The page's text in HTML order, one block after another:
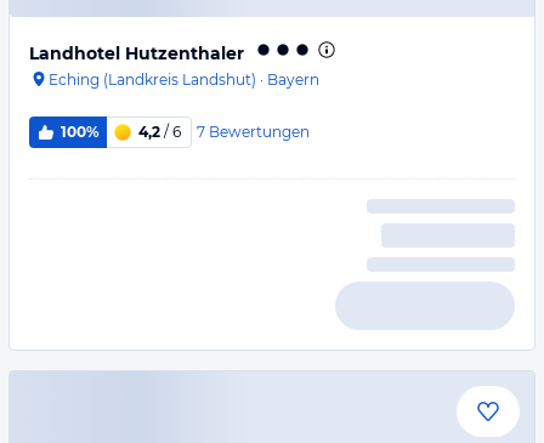
Landhotel Hutzenthaler
Eching (Landkreis Landshut) · Bayern
100% 4,2 / 6 7 Bewertungen